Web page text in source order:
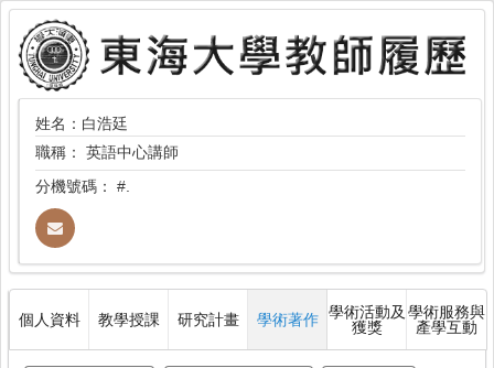
姓名：白浩廷
職稱： 英語中心講師
分機號碼： #.
個人資料 教學授課 研究計畫 學術著作 學術活動及
獲獎
學術服務與
產學互動